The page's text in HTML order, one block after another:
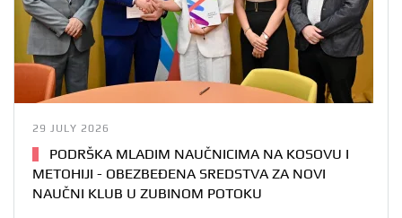
29 JULY 2026
PODRŠKA MLADIM NAUČNICIMA NA KOSOVU I
METOHIJI - OBEZBEĐENA SREDSTVA ZA NOVI
NAUČNI KLUB U ZUBINOM POTOKU